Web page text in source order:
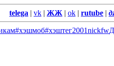
telega | vk | ЖЖ | ok | rutube |
#хэшмоб#хэштег2001nickfw